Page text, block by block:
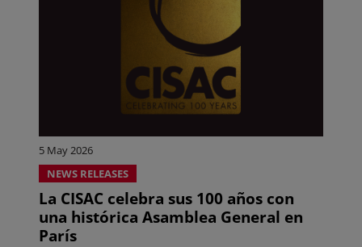
5 May 2026
NEWS RELEASES
La CISAC celebra sus 100 años con
una histórica Asamblea General en
París